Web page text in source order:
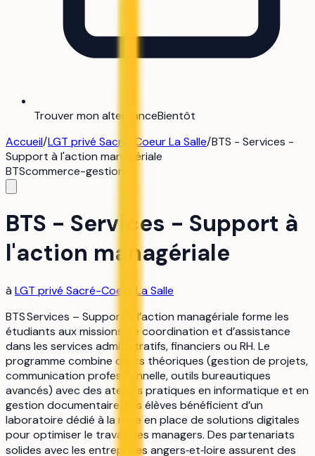
Trouver mon alternanceBientôt
Accueil/LGT privé Sacré-Coeur La Salle/BTS - Services -
Support à l'action managériale
BTScommerce-gestion
BTS - Services - Support à
l'action managériale
à LGT privé Sacré-Coeur La Salle
BTS Services – Support à l’action managériale forme les
étudiants aux missions de coordination et d’assistance
dans les services administratifs, financiers ou RH. Le
programme combine cours théoriques (gestion de projets,
communication professionnelle, outils bureautiques
avancés) avec des ateliers pratiques en informatique et en
gestion documentaire. Les élèves bénéficient d’un
laboratoire dédié à la mise en place de solutions digitales
pour optimiser le travail des managers. Des partenariats
solides avec les entreprises angers‑et‑loire assurent des